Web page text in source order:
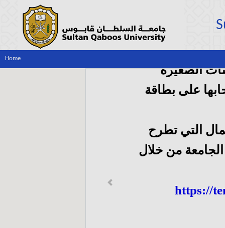
Home
الصغيرة
على بطاقة
التي تطرح
من خلال
https://
Previous